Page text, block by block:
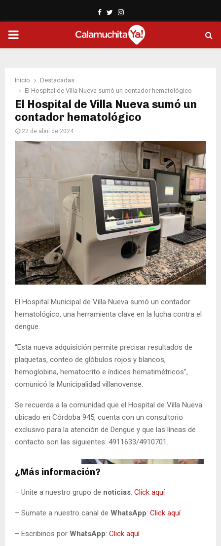
Facebook
TwitterInstagram
PRIMARY
Inicio
Destacadas
El Hospital de Villa Nueva sumó un contador hematológico
El Hospital de Villa Nueva sumó un
contador hematológico
22 de abril de 2024
El Hospital Municipal de Villa Nueva sumó un contador
hematológico, una herramienta clave en la lucha contra el
dengue.
“Esta nueva adquisición permite precisar resultados de
plaquetas, conteo de glóbulos rojos y blancos,
hemoglobina, hematocrito e índices hematimétricos”,
comunicó la Municipalidad villanovense.
Se recuerda a la comunidad que el Hospital de Villa Nueva
ubicado en Córdoba 945, cuenta con un consultorio
exclusivo para la atención de Dengue y que las líneas de
contacto son las siguientes: 4911633/4910701.
¿Más información?
– Unite a nuestro grupo de noticias: Click aquí
– Sumate a nuestro canal de WhatsApp: Click aquí
– Escribinos por WhatsApp: Click aquí